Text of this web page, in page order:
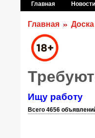
Главная Новости
Главная
Ищу работу
Всего 4656